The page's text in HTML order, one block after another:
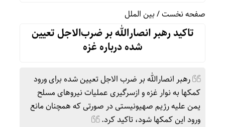
صفحه نخست/بین الملل
تاکید رهبر انصارالله بر ضرب‌الاجل تعیین
شده درباره غزه
رهبر انصارالله بر ضرب الاجل تعیین شده برای ورود
کمکها به نوار غزه و ازسرگیری عملیات نیروهای مسلح
یمن علیه رژیم صهیونیستی در صورتی که همچنان مانع
ورود این کمکها شود، تاکید کرد.